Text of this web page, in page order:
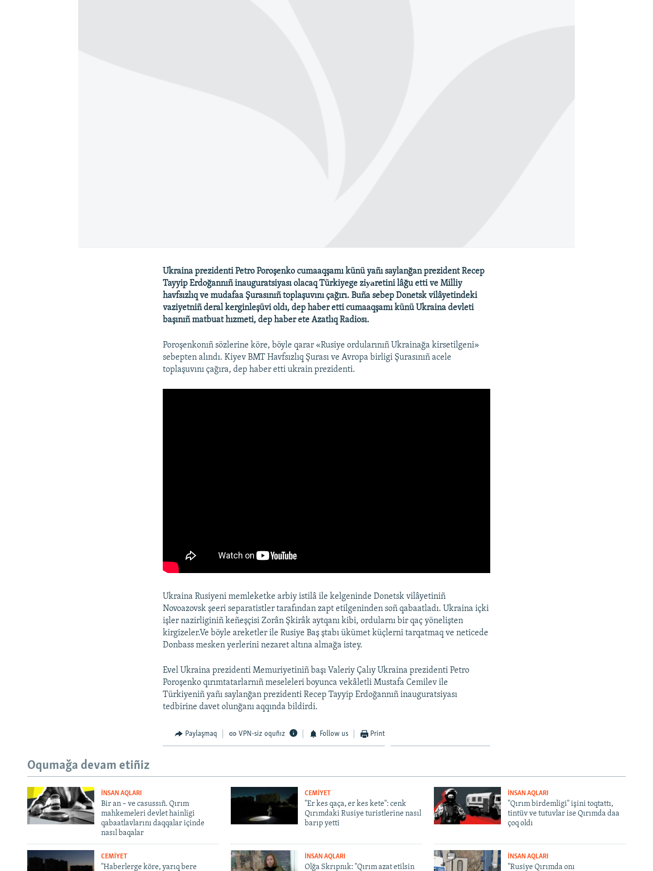
Ukraina prezidenti Petro Poroşenko cumaaqşamı künü yañı saylanğan prezident Recep
Tayyip Erdoğannıñ inauguratsiyası olacaq Türkiyege ziуаretini lâğu etti ve Milliy
havfsızlıq ve mudafaa Şurasınıñ toplaşuvını çağırı. Buña sebep Donetsk vilâyetindeki
vaziyetniñ deral kerginleşüvi oldı, dep haber etti cumaaqşamı künü Ukraina devleti
başınıñ matbuat hızmeti, dep haber ete Azatlıq Radiosı.
Poroşenkonıñ sözlerine köre, böyle qarar «Rusiye ordularınıñ Ukrainağa kirsetilgeni»
sebepten alındı. Kiyev BMT Havfsızlıq Şurası ve Avropa birligi Şurasınıñ acele
toplaşuvını çağıra, dep haber etti ukrain prezidenti.
Ukraina Rusiyeni memleketke arbiy istilâ ile kelgeninde Donetsk vilâyetiniñ
Novoazovsk şeeri separatistler tarafından zapt etilgeninden soñ qabaatladı. Ukraina içki
işler nazirliginiñ keñeşçisi Zorân Şkirâk aytqanı kibi, ordularnı bir qaç yönelişten
kirgizeler.Ve böyle areketler ile Rusiye Baş ştabı ükümet küçlerni tarqatmaq ve neticede
Donbass mesken yerlerini nezaret altına almağa istey.
Evel Ukraina prezidenti Memuriyetiniñ başı Valeriy Çalıy Ukraina prezidenti Petro
Poroşenko qırımtatarlarnıñ meseleleri boyunca vekâletli Mustafa Cemilev ile
Türkiyeniñ yañı saylanğan prezidenti Recep Tayyip Erdoğannıñ inauguratsiyası
tedbirine davet olunğanı aqqında bildirdi.
Paylaşmaq VPN-siz oquñız Follow us Print
Oqumağa devam etiñiz
İNSAN AQLARI
Bir an – ve casussıñ. Qırım
mahkemeleri devlet hainligi
qabaatlavlarını daqqalar içinde
nasıl baqalar
CEMİYET
"Er kes qaça, er kes kete": cenk
Qırımdaki Rusiye turistlerine nasıl
barıp yetti
İNSAN AQLARI
"Qırım birdemligi" işini toqtattı,
tintüv ve tutuvlar ise Qırımda daa
çoq oldı
CEMİYET
"Haberlerge köre, yarıq bere
İNSAN AQLARI
Olğa Skrıpnık: "Qırım azat etilsin
İNSAN AQLARI
"Rusiye Qırımda onı